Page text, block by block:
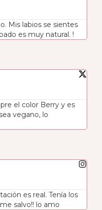
Mis labios se sientes
es muy natural. !
el color Berry y es
vegano, lo
es real. Tenía los
salvo!! lo amo